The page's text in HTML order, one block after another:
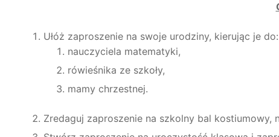
Ułóż zaproszenie na swoje urodziny, kierując je do:
nauczyciela matematyki,
rówieśnika ze szkoły,
mamy chrzestnej.
Zredaguj zaproszenie na szkolny bal